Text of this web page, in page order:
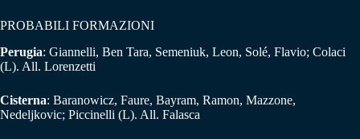
PROBABILI FORMAZIONI
Perugia: Giannelli, Ben Tara, Semeniuk, Leon, Solé, Flavio; Colaci
(L). All. Lorenzetti
Cisterna: Baranowicz, Faure, Bayram, Ramon, Mazzone,
Nedeljkovic; Piccinelli (L). All. Falasca